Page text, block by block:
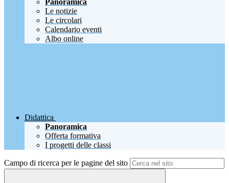
Panoramica
Le notizie
Le circolari
Calendario eventi
Albo online
Didattica
Panoramica
Offerta formativa
I progetti delle classi
Campo di ricerca per le pagine del sito